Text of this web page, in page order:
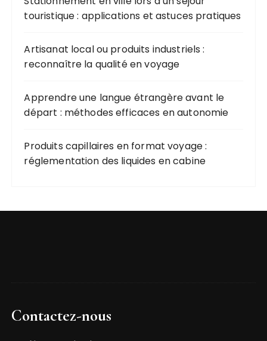
touristique : applications et astuces pratiques
Artisanat local ou produits industriels :
reconnaître la qualité en voyage
Apprendre une langue étrangère avant le
départ : méthodes efficaces en autonomie
Produits capillaires en format voyage :
réglementation des liquides en cabine
Contactez-nous